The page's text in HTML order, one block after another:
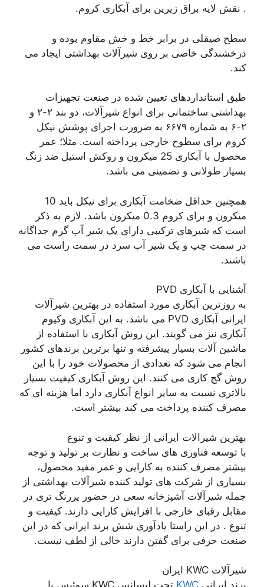
. نقش لایه براق زیرین برای آبکاری کروم.
سطح صیقلی در برابر خط و خش مقاوم بوده و
درخشندگی خاصی بر روی شیرآلات بهداشتی ایجاد می
کند.
طبق استانداردهای تعیین شده در صنعت تجهیزات
بهداشتی ساختمانی برای انواع شیرآلات، دو بند ۲-۲ و
۲-۶ به شماره ۶۶۷۹ به ضرورت اجرای پوشش نیکل
کروم برای سطوح خارجی پرداخته است. مثلا؛ عمر
محصول با آبکاری 25 میکرون و روکش استیل ضد زنگ
بسیار طولانی و تضمینی می باشد.
همچنین حداقل ضخامت آبکاری برای نیکل باید 10
میکرون و برای کروم 0.3 میکرون باشد. لازم به ذکر
است که شیرهای ترکیبی دارای یک شیر آب گرم جداگانه
در سمت چپ و یک شیر آب سرد در سمت راست می
باشند.
آشنایی با آبکاری PVD
به روزترین آبکاری مورد استفاده در بهترین شیرآلات
ایرانی آبکاری PVD می باشد. به این آبکاری وکیوم
آبکاری نیز می گویند. این روش آبکاری با استفاده از
ماشین آلات بسیار پیشرفته و تنها برترین برندهای کشور
انجام می شود که تعدادی از محصولات خود را با این
روش گچ کاری می کنند. این روش آبکاری کیفیت بسیار
بالاتری نسبت به سایر انواع آبکاری دارد اما هزینه ای که
مصرف کننده پرداخت می کند بیشتر است.
بهترین شیرالات ایرانی از نظر کیفیت و تنوع
با توسعه فناوری های ساخت و نظارت بر تولید و توجه
بیشتر مصرف کننده به کارایی و عمر مفید محصول،
بسیاری از شرکت های تولید کننده شیرآلات بهداشتی از
جمله شیرآلات آشپزخانه سعی در حضور پررنگ تری در
مقابل رقبای خارجی با افزایش کارایی دارند. کیفیت و
تنوع . در این راستا یادآوری شش برند ایرانی که در این
صنعت حرفی برای گفتن دارند خالی از لطف نیست.
شیرآلات KWC ایران
برند ایرانی KWC
تحت لیسانس KWC سوئیس با